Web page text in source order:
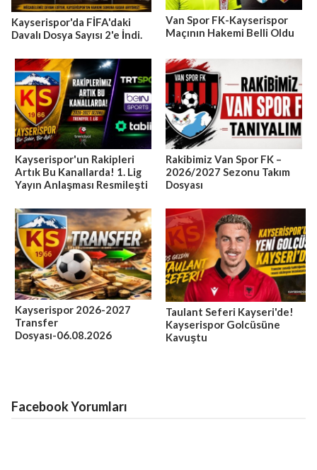
Kayserispor'da FİFA'daki
Davalı Dosya Sayısı 2'e İndi.
Van Spor FK-Kayserispor
Maçının Hakemi Belli Oldu
Kayserispor'un Rakipleri
Artık Bu Kanallarda! 1. Lig
Yayın Anlaşması Resmileşti
Rakibimiz Van Spor FK –
2026/2027 Sezonu Takım
Dosyası
Kayserispor 2026-2027
Transfer
Dosyası-06.08.2026
Taulant Seferi Kayseri'de!
Kayserispor Golcüsüne
Kavuştu
Facebook Yorumları